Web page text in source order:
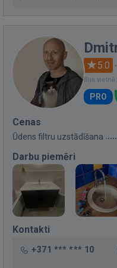
5.0 ·
Bija
PRO
Cenas
Ūdens filtru uzstādīšana
Darbu piemēri
Kontakti
+371 *** *** 10